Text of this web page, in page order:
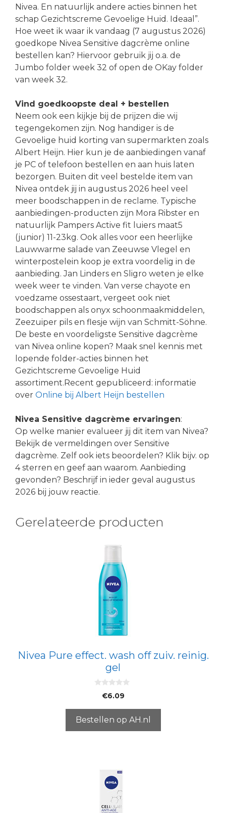
Nivea. En natuurlijk andere acties binnen het
schap Gezichtscreme Gevoelige Huid. Ideaal”.
Hoe weet ik waar ik vandaag (7 augustus 2026)
goedkope Nivea Sensitive dagcrème online
bestellen kan? Hiervoor gebruik jij o.a. de
Jumbo folder week 32 of open de OKay folder
van week 32.
Vind goedkoopste deal + bestellen
Neem ook een kijkje bij de prijzen die wij
tegengekomen zijn. Nog handiger is de
Gevoelige huid korting van supermarkten zoals
Albert Heijn. Hier kun je de aanbiedingen vanaf
je PC of telefoon bestellen en aan huis laten
bezorgen. Buiten dit veel bestelde item van
Nivea ontdek jij in augustus 2026 heel veel
meer boodschappen in de reclame. Typische
aanbiedingen-producten zijn Mora Ribster en
natuurlijk Pampers Active fit luiers maat5
(junior) 11-23kg. Ook alles voor een heerlijke
Lauwwarme salade van Zeeuwse Vlegel en
winterpostelein koop je extra voordelig in de
aanbieding. Jan Linders en Sligro weten je elke
week weer te vinden. Van verse chayote en
voedzame ossestaart, vergeet ook niet
boodschappen als onyx schoonmaakmiddelen,
Zeezuiper pils en flesje wijn van Schmitt-Söhne.
De beste en voordeligste Sensitive dagcrème
van Nivea online kopen? Maak snel kennis met
lopende folder-acties binnen het
Gezichtscreme Gevoelige Huid
assortiment.Recent gepubliceerd: informatie
over Online bij Albert Heijn bestellen
Nivea Sensitive dagcrème ervaringen:
Op welke manier evalueer jij dit item van Nivea?
Bekijk de vermeldingen over Sensitive
dagcrème. Zelf ook iets beoordelen? Klik bijv. op
4 sterren en geef aan waarom. Aanbieding
gevonden? Beschrijf in ieder geval augustus
2026 bij jouw reactie.
Gerelateerde producten
Nivea Pure effect. wash off zuiv. reinig.
gel
5
€6.09
Bestellen op AH.nl